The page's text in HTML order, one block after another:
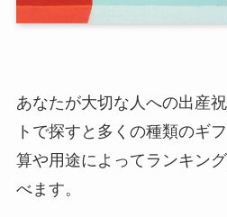
あなたが大切な人への出産
トで探すと多くの種類のギ
算や用途によってランキン
べます。